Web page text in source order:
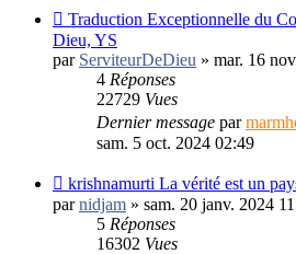
Traduction Exceptionnelle du
Dieu, YS
par ServiteurDeDieu » mar. 16
4 Réponses
22729 Vues
Dernier message par
sam. 5 oct. 2024 02:49
krishnamurti La vérité est un
parnidjam » sam. 20 janv. 2024
5 Réponses
16302 Vues